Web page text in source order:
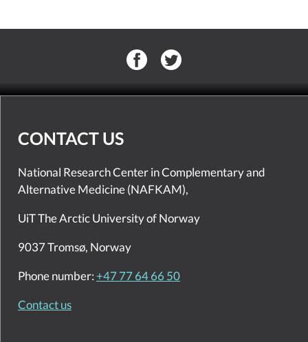
CONTACT US
National Research Center in Complementary and
Alternative Medicine (NAFKAM),
UiT The Arctic University of Norway
9037 Tromsø, Norway
Phone number:+47 77 64 66 50
Contact us